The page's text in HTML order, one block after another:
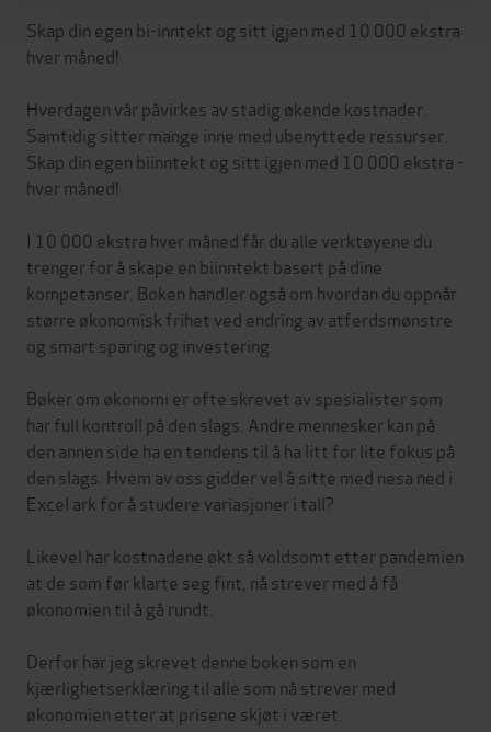
Skap din egen bi-inntekt og sitt igjen med 10 000 ekstra
hver måned!
Hverdagen vår påvirkes av stadig økende kostnader.
Samtidig sitter mange inne med ubenyttede ressurser.
Skap din egen biinntekt og sitt igjen med 10 000 ekstra -
hver måned!
I 10 000 ekstra hver måned får du alle verktøyene du
trenger for å skape en biinntekt basert på dine
kompetanser. Boken handler også om hvordan du oppnår
større økonomisk frihet ved endring av atferdsmønstre
og smart sparing og investering.
Bøker om økonomi er ofte skrevet av spesialister som
har full kontroll på den slags. Andre mennesker kan på
den annen side ha en tendens til å ha litt for lite fokus på
den slags. Hvem av oss gidder vel å sitte med nesa ned i
Excel ark for å studere variasjoner i tall?
Likevel har kostnadene økt så voldsomt etter pandemien
at de som før klarte seg fint, nå strever med å få
økonomien til å gå rundt.
Derfor har jeg skrevet denne boken som en
kjærlighetserklæring til alle som nå strever med
økonomien etter at prisene skjøt i været.